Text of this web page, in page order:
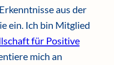
aus der
ein. Ich bin Mitglied
für Positive
mich an